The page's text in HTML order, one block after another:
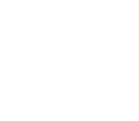
вкладывает душу и сердце в каждую
проектов, о которых уже
компании, а в 2007 вышла игра
в 2017 году, когда на площадке
а также продолжение Брасс: